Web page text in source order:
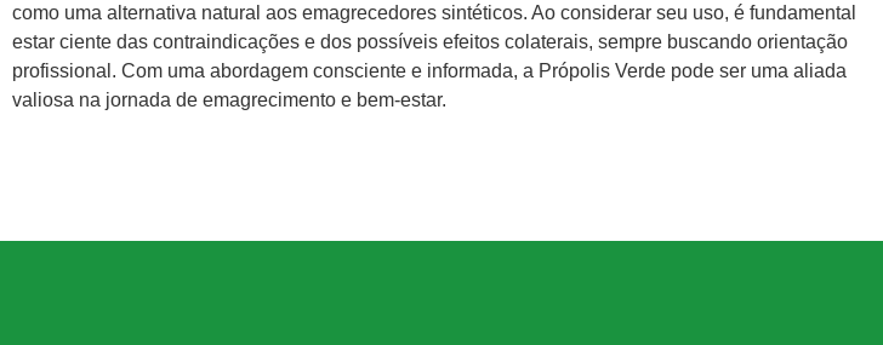
como uma alternativa natural aos emagrecedores sintéticos. Ao considerar seu uso, é fundamental
estar ciente das contraindicações e dos possíveis efeitos colaterais, sempre buscando orientação
profissional. Com uma abordagem consciente e informada, a Própolis Verde pode ser uma aliada
valiosa na jornada de emagrecimento e bem-estar.